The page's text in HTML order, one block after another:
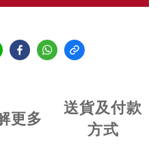
更多
送貨及付款
方式